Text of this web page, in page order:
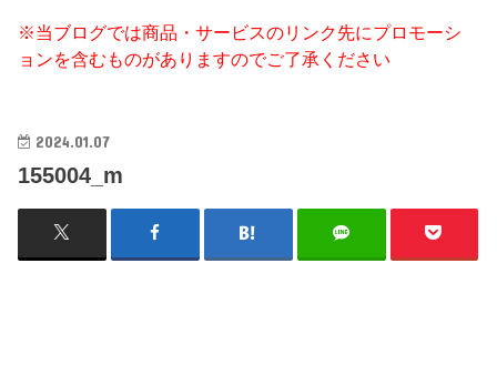
※当ブログでは商品・サービスのリンク先にプロモーシ
ョンを含むものがありますのでご了承ください
2024.01.07
155004_m